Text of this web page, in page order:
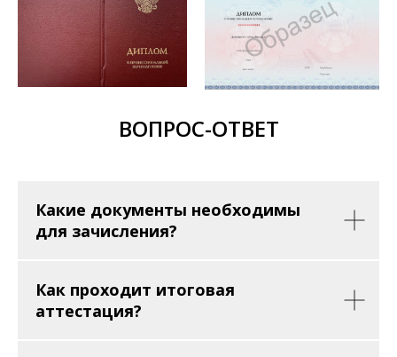
ВОПРОС-ОТВЕТ
Какие документы необходимы
для зачисления?
Как проходит итоговая
аттестация?